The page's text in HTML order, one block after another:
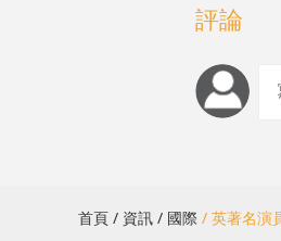
評論
首頁 / 資訊 / 國際 / 英著名演